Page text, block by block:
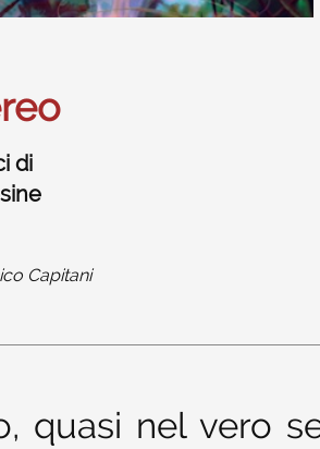
di
Capitani
quasi nel vero